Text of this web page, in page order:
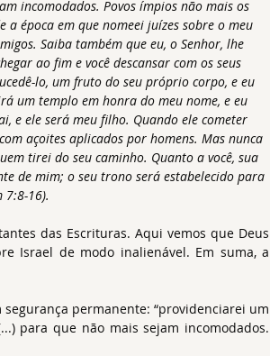
incomodados. Povos ímpios não mais os
época em que nomeei juízes sobre o meu
Saiba também que eu, o Senhor, lhe
ao fim e você descansar com os seus
lo, um fruto do seu próprio corpo, e eu
um templo em honra do meu nome, e eu
e ele será meu filho. Quando ele cometer
açoites aplicados por homens. Mas nunca
tirei do seu caminho. Quanto a você, sua
de mim; o seu trono será estabelecido para
7:8-16).
das Escrituras. Aqui vemos que Deus
Israel de modo inalienável. Em suma, a
permanente: “providenciarei um
para que não mais sejam incomodados.